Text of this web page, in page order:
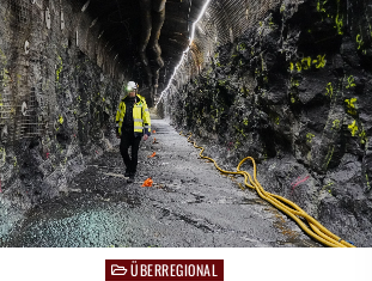
PostedÜBERREGIONAL